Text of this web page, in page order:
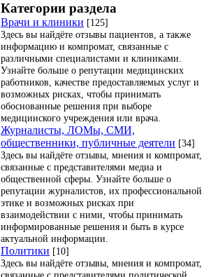
Категории раздела
Врачи и клиники [125]
Здесь вы найдёте отзывы пациентов, а также
информацию и компромат, связанные с
различными специалистами и клиниками.
Узнайте больше о репутации медицинских
работников, качестве предоставляемых услуг и
возможных рисках, чтобы принимать
обоснованные решения при выборе
медицинского учреждения или врача.
Журналисты, ЛОМы, СМИ,
общественники, публичные деятели [34]
Здесь вы найдёте отзывы, мнения и компромат,
связанные с представителями медиа и
общественной сферы. Узнайте больше о
репутации журналистов, их профессиональной
этике и возможных рисках при
взаимодействии с ними, чтобы принимать
информированные решения и быть в курсе
актуальной информации.
Политики [10]
Здесь вы найдёте отзывы, мнения и компромат,